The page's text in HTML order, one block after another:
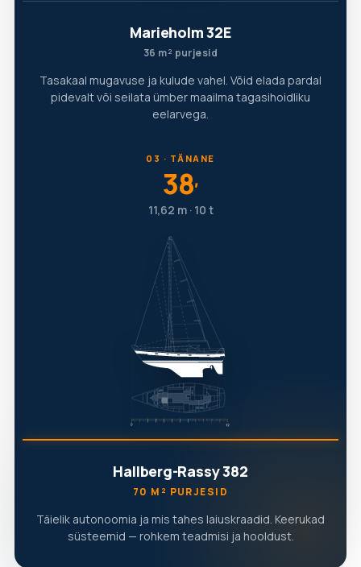
Marieholm 32E
36 m² purjesid
Tasakaal mugavuse ja kulude vahel. Võid elada pardal
pidevalt või seilata ümber maailma tagasihoidliku
eelarvega.
03 · TÄNANE
38′
11,62 m · 10 t
Hallberg-Rassy 382
70 M² PURJESID
Täielik autonoomia ja mis tahes laiuskraadid. Keerukad
süsteemid — rohkem teadmisi ja hooldust.